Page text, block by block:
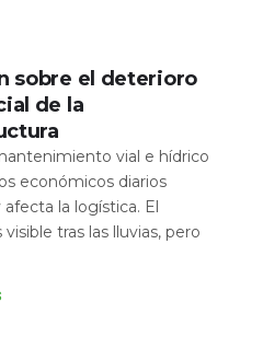
sobre el deterioro
de la
vial e hídrico
económicos diarios
la logística. El
tras las lluvias, pero